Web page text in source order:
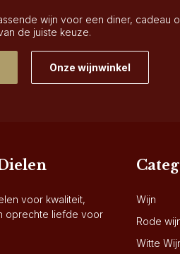
wijn voor een diner, cadeau
de juiste keuze.
Onze wijnwinkel
voor kwaliteit,
oprechte liefde voor
Wijn
Rode
Witte